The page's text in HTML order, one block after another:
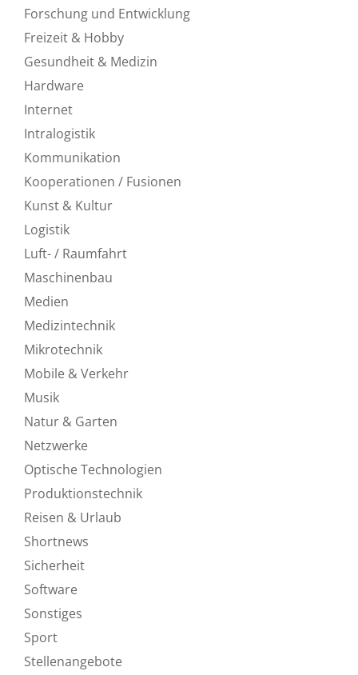
Forschung und Entwicklung
Freizeit & Hobby
Gesundheit & Medizin
Hardware
Internet
Intralogistik
Kommunikation
Kooperationen / Fusionen
Kunst & Kultur
Logistik
Luft- / Raumfahrt
Maschinenbau
Medien
Medizintechnik
Mikrotechnik
Mobile & Verkehr
Musik
Natur & Garten
Netzwerke
Optische Technologien
Produktionstechnik
Reisen & Urlaub
Shortnews
Sicherheit
Software
Sonstiges
Sport
Stellenangebote